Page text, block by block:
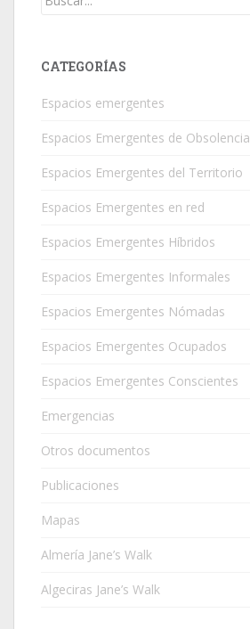
CATEGORÍAS
Espacios emergentes
Espacios Emergentes de Obsolencia
Espacios Emergentes del Territorio
Espacios Emergentes en red
Espacios Emergentes Híbridos
Espacios Emergentes Informales
Espacios Emergentes Nómadas
Espacios Emergentes Ocupados
Espacios Emergentes Conscientes
Emergencias
Otros documentos
Publicaciones
Mapas
Almería Jane’s Walk
Algeciras Jane’s Walk